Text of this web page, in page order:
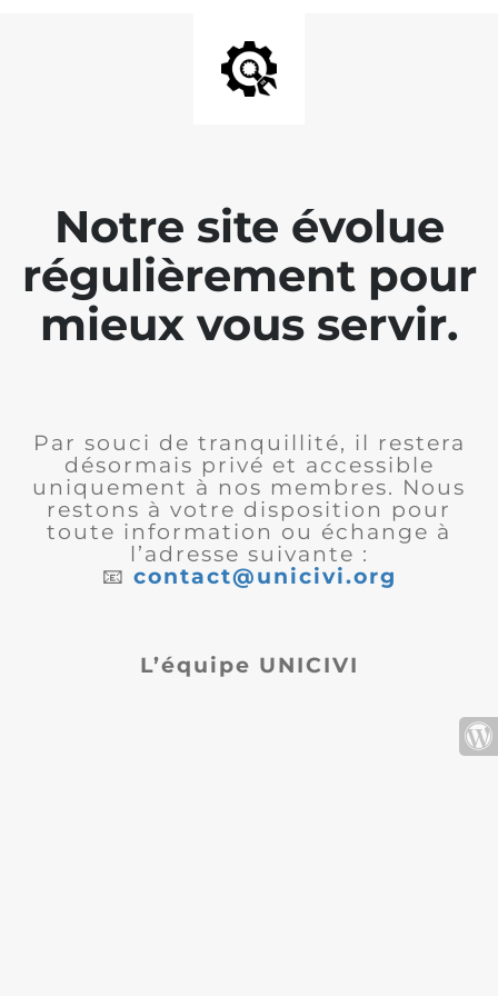
Notre site évolue
régulièrement pour
mieux vous servir.
Par souci de tranquillité, il restera
désormais privé et accessible
uniquement à nos membres. Nous
restons à votre disposition pour
toute information ou échange à
l’adresse suivante :
📧 contact@unicivi.org
L’équipe UNICIVI